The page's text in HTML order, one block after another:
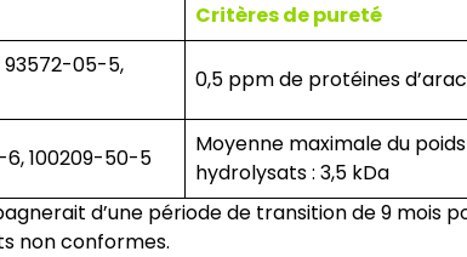
Critères de pureté
05-5,
0,5 ppm de protéines
100209-50-5
Moyenne maximale du
hydrolysats : 3,5 kDa
d’une période de transition de 9 mois
non conformes.